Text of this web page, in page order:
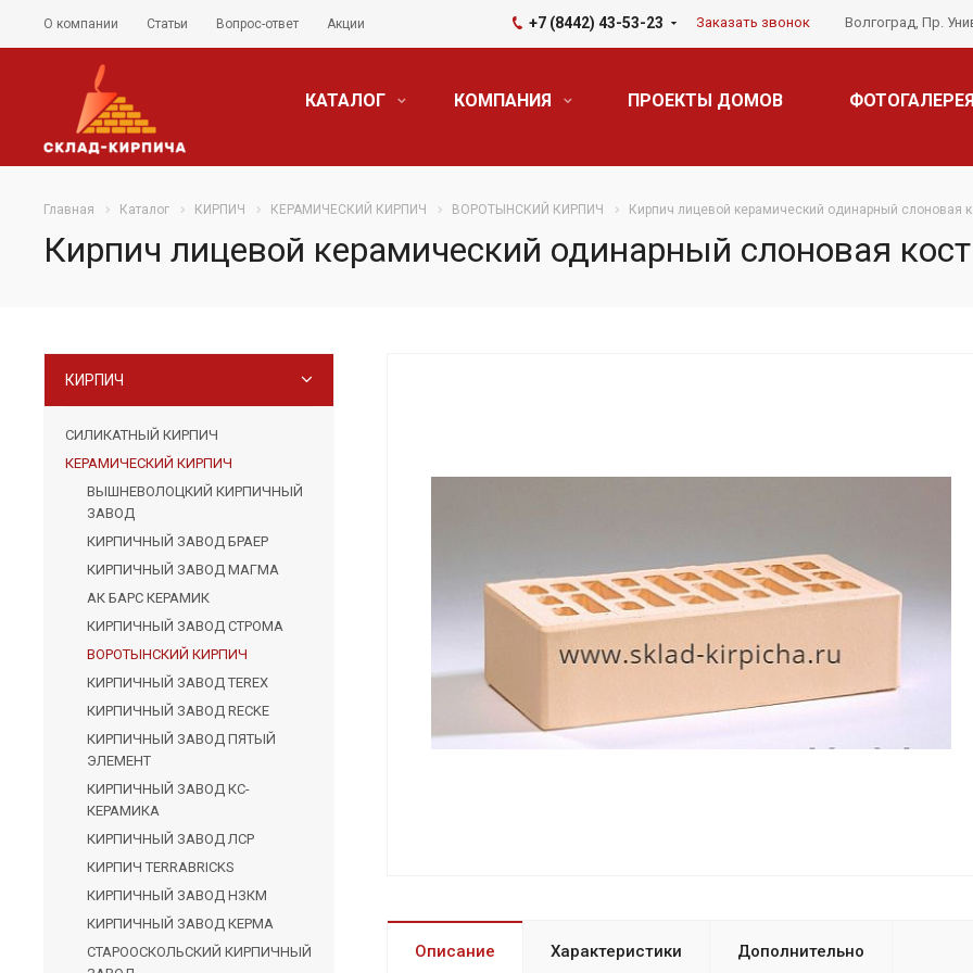
О компании Статьи Вопрос-ответ Акции +7 (8442) 43-53-23 Заказать звонок Волгоград, Пр.
КАТАЛОГ КОМПАНИЯ ПРОЕКТЫ ДОМОВ
Главная Каталог КИРПИЧ КЕРАМИЧЕСКИЙ КИРПИЧ ВОРОТЫНСКИЙ КИРПИЧ Кирпич лицевой керамический одинарный слоновая
Кирпич лицевой керамический одинарный слоновая
Описание Характеристики Дополнительно
КИРПИЧ
СИЛИКАТНЫЙ КИРПИЧ
КЕРАМИЧЕСКИЙ КИРПИЧ
ВЫШНЕВОЛОЦКИЙ КИРПИЧНЫЙ
ЗАВОД
КИРПИЧНЫЙ ЗАВОД БРАЕР
КИРПИЧНЫЙ ЗАВОД МАГМА
АК БАРС КЕРАМИК
КИРПИЧНЫЙ ЗАВОД СТРОМА
ВОРОТЫНСКИЙ КИРПИЧ
КИРПИЧНЫЙ ЗАВОД TEREX
КИРПИЧНЫЙ ЗАВОД RECKE
КИРПИЧНЫЙ ЗАВОД ПЯТЫЙ
ЭЛЕМЕНТ
КИРПИЧНЫЙ ЗАВОД КС-
КЕРАМИКА
КИРПИЧНЫЙ ЗАВОД ЛСР
КИРПИЧ TERRABRICKS
КИРПИЧНЫЙ ЗАВОД НЗКМ
КИРПИЧНЫЙ ЗАВОД КЕРМА
СТАРООСКОЛЬСКИЙ КИРПИЧНЫЙ